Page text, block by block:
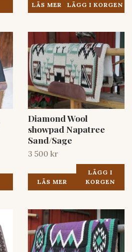
LÄS MER
Diamond Wool
showpad Napatree
Sand/Sage
3 500 kr
LÄS MER
LÄGG I
KORGEN